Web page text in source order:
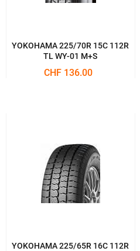
YOKOHAMA 225/70R 15C 112R
TL WY-01 M+S
CHF 136.00
YOKOHAMA 225/65R 16C 112R